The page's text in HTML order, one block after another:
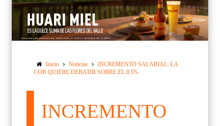
Inicio Noticias
INCREMENTO SALARIAL: LA
COB QUIERE DEBATIR SOBRE EL 8.5%
INCREMENTO